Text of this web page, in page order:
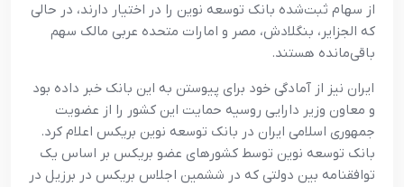
از سهام ثبت‌شده بانک توسعه نوین را در اختیار دارند، در حالی
که الجزایر، بنگلادش، مصر و امارات متحده عربی مالک سهم
باقی‌مانده هستند.
ایران نیز از آمادگی خود برای پیوستن به این بانک خبر داده بود
و معاون وزیر دارایی روسیه حمایت این کشور را از عضویت
جمهوری اسلامی ایران در بانک توسعه نوین بریکس اعلام کرد.
بانک توسعه نوین توسط کشورهای عضو بریکس بر اساس یک
توافقنامه بین دولتی که در ششمین اجلاس بریکس در برزیل در